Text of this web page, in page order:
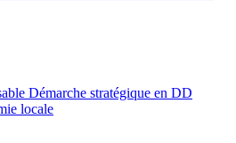
Démarche stratégique en DD
locale